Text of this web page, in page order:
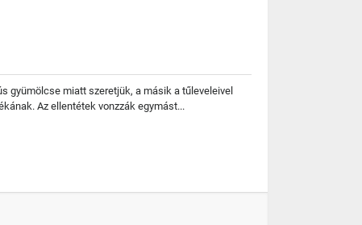
gyümölcse miatt szeretjük, a másik a tűleveleivel
Az ellentétek vonzzák egymást...